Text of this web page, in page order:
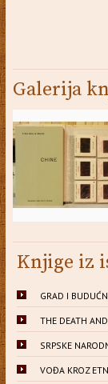
Galerija
Knjige iz
GRAD I
THE DEATH
SRPSKE
VOĐA KROZ